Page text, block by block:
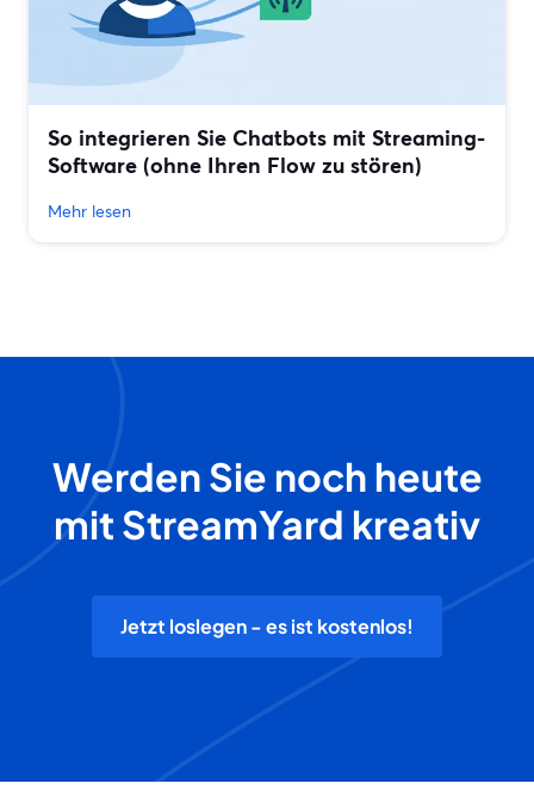
So integrieren Sie Chatbots mit Streaming-
Software (ohne Ihren Flow zu stören)
Mehr lesen
Werden Sie noch heute
mit StreamYard kreativ
Jetzt loslegen - es ist kostenlos!